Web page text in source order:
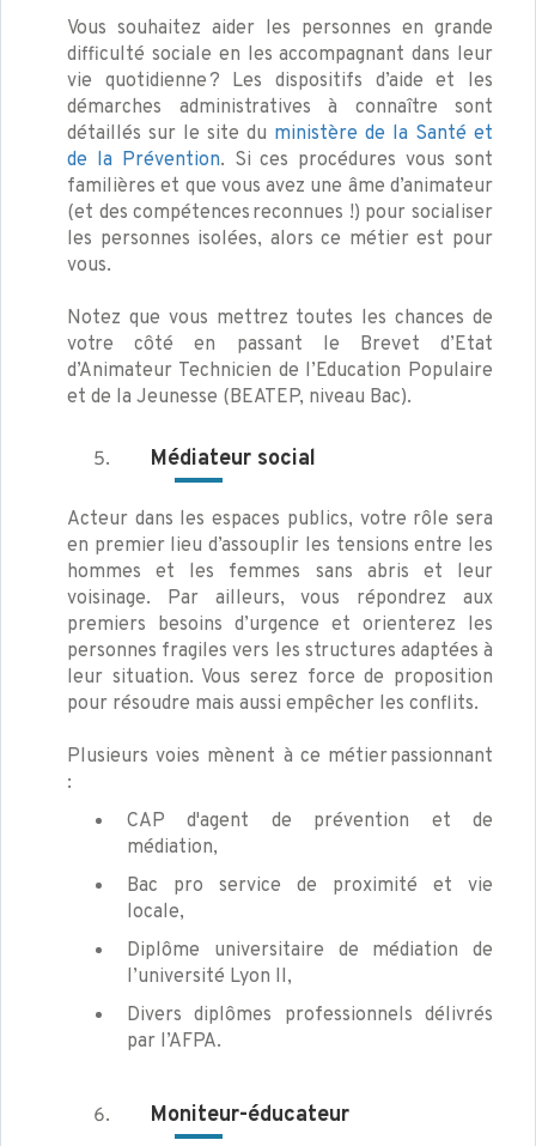
Vous souhaitez aider les personnes en grande
difficulté sociale en les accompagnant dans leur
vie quotidienne ? Les dispositifs d’aide et les
démarches administratives à connaître sont
détaillés sur le site du ministère de la Santé et
de la Prévention. Si ces procédures vous sont
familières et que vous avez une âme d’animateur
(et des compétences reconnues !) pour socialiser
les personnes isolées, alors ce métier est pour
vous.
Notez que vous mettrez toutes les chances de
votre côté en passant le Brevet d’Etat
d’Animateur Technicien de l’Education Populaire
et de la Jeunesse (BEATEP, niveau Bac).
Médiateur social
Acteur dans les espaces publics, votre rôle sera
en premier lieu d’assouplir les tensions entre les
hommes et les femmes sans abris et leur
voisinage. Par ailleurs, vous répondrez aux
premiers besoins d’urgence et orienterez les
personnes fragiles vers les structures adaptées à
leur situation. Vous serez force de proposition
pour résoudre mais aussi empêcher les conflits.
Plusieurs voies mènent à ce métier passionnant
:
CAP d'agent de prévention et de
médiation,
Bac pro service de proximité et vie
locale,
Diplôme universitaire de médiation de
l’université Lyon II,
Divers diplômes professionnels délivrés
par l’AFPA.
Moniteur-éducateur